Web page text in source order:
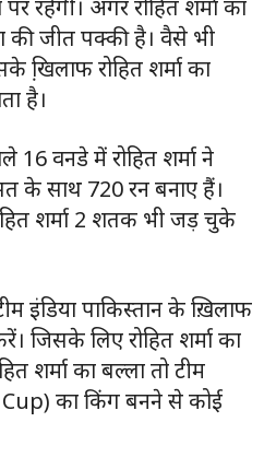
रहेगी। अगर रोहित शर्मा का
की जीत पक्की है। वैसे भी
खि़लाफ रोहित शर्मा का
है।
वनडे में रोहित शर्मा ने
के साथ 720 रन बनाए हैं।
शर्मा 2 शतक भी जड़ चुके
इंडिया पाकिस्तान के ख़िलाफ
जिसके लिए रोहित शर्मा का
शर्मा का बल्ला तो टीम
Cup) का किंग बनने से कोई